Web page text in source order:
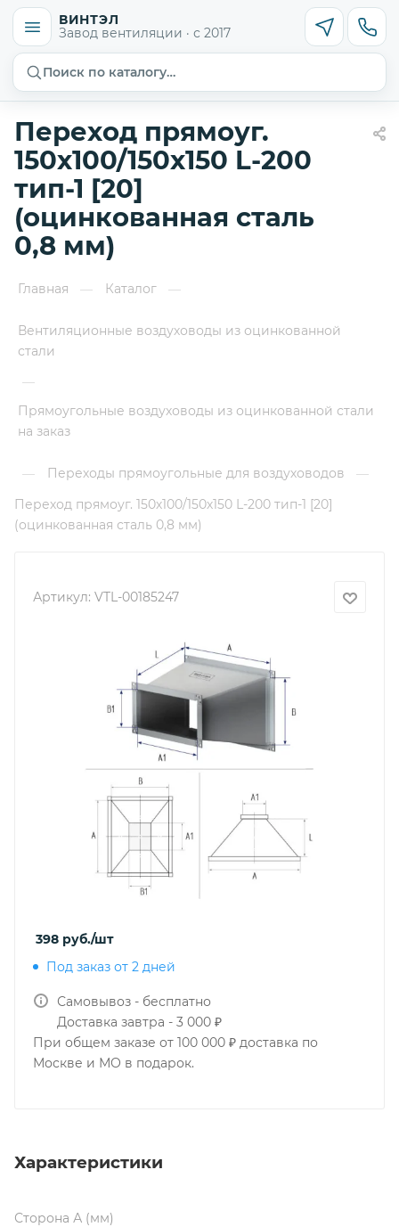
ВИНТЭЛ
Завод вентиляции · с 2017
Поиск по каталогу…
Переход прямоуг.
150х100/150х150 L-200
тип-1 [20]
(оцинкованная сталь
0,8 мм)
Главная — Каталог —
Вентиляционные воздуховоды из оцинкованной
стали
—
Прямоугольные воздуховоды из оцинкованной стали
на заказ
— Переходы прямоугольные для воздуховодов
—
Переход прямоуг. 150х100/150х150 L-200 тип-1 [20]
(оцинкованная сталь 0,8 мм)
Артикул: VTL-00185247
398 руб./шт
Под заказ от 2 дней
Самовывоз - бесплатно
Доставка завтра - 3 000 ₽
При общем заказе от 100 000 ₽ доставка по
Москве и МО в подарок.
Характеристики
Сторона А (мм)